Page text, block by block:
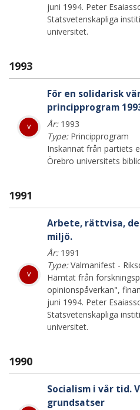
juni 1994. Peter
Statsvetenskapliga
universitet.
1993
v
För en solidarisk
principprogram
År:1993
Type:Principprogram
Inskannat från partiets
Örebro universitets
1991
v
Arbete, rättvisa,
miljö.
År:1991
Type:Valmanifest -
Hämtat från
opinionspåverkan",
juni 1994. Peter
Statsvetenskapliga
universitet.
1990
Socialism i vår tid.
grundsatser